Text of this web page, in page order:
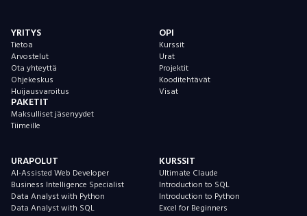
YRITYS
Tietoa
Arvostelut
Ota yhteyttä
Ohjekeskus
Huijausvaroitus
PAKETIT
Maksulliset jäsenyydet
Tiimeille
OPI
Kurssit
Urat
Projektit
Kooditehtävät
Visat
URAPOLUT
AI-Assisted Web Developer
Business Intelligence Specialist
Data Analyst with Python
Data Analyst with SQL
KURSSIT
Ultimate Claude
Introduction to SQL
Introduction to Python
Excel for Beginners